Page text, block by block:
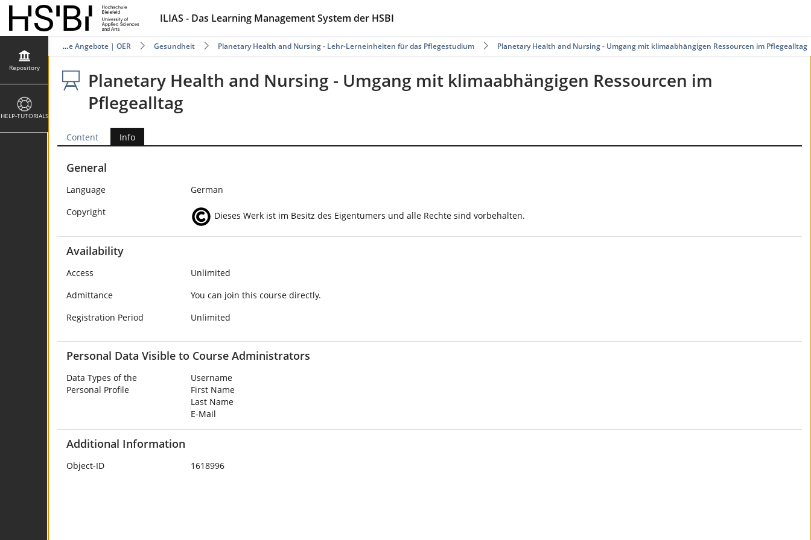
ILIAS - Das Learning Management System der HSBI
Repository
HELP-TUTORIALS
Offene Angebote | OER Gesundheit Planetary Health and Nursing - Lehr-Lerneinheiten für das Pflegestudium Planetary Health and Nursing - Umgang mit klimaabhängigen Ressourcen im Pflegealltag
Planetary Health and Nursing - Umgang mit klimaabhängigen Ressourcen im
Pflegealltag
Content Info
General
Language
German
Copyright
Dieses Werk ist im Besitz des Eigentümers und alle Rechte sind vorbehalten.
Availability
Access
Unlimited
Admittance
You can join this course directly.
Registration Period
Unlimited
Personal Data Visible to Course Administrators
Data Types of the
Personal Profile
Username
First Name
Last Name
E-Mail
Additional Information
Object-ID 1618996